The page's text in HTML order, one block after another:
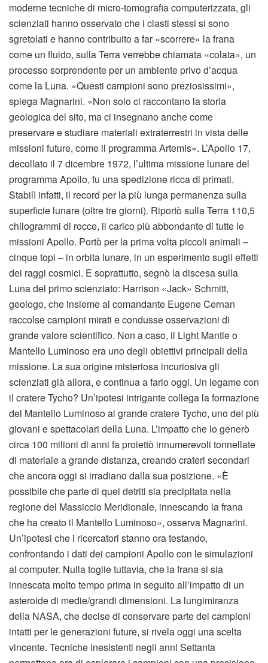
moderne tecniche di micro-tomografia computerizzata, gli
scienziati hanno osservato che i clasti stessi si sono
sgretolati e hanno contribuito a far «scorrere» la frana
come un fluido, sulla Terra verrebbe chiamata «colata», un
processo sorprendente per un ambiente privo d’acqua
come la Luna. «Questi campioni sono preziosissimi»,
spiega Magnarini. «Non solo ci raccontano la storia
geologica del sito, ma ci insegnano anche come
preservare e studiare materiali extraterrestri in vista delle
missioni future, come il programma Artemis». L’Apollo 17,
decollato il 7 dicembre 1972, l’ultima missione lunare del
programma Apollo, fu una spedizione ricca di primati.
Stabilì infatti, il record per la più lunga permanenza sulla
superficie lunare (oltre tre giorni). Riportò sulla Terra 110,5
chilogrammi di rocce, il carico più abbondante di tutte le
missioni Apollo. Portò per la prima volta piccoli animali –
cinque topi – in orbita lunare, in un esperimento sugli effetti
dei raggi cosmici. E soprattutto, segnò la discesa sulla
Luna del primo scienziato: Harrison «Jack» Schmitt,
geologo, che insieme al comandante Eugene Cernan
raccolse campioni mirati e condusse osservazioni di
grande valore scientifico. Non a caso, il Light Mantle o
Mantello Luminoso era uno degli obiettivi principali della
missione. La sua origine misteriosa incuriosiva gli
scienziati già allora, e continua a farlo oggi. Un legame con
il cratere Tycho? Un’ipotesi intrigante collega la formazione
del Mantello Luminoso al grande cratere Tycho, uno dei più
giovani e spettacolari della Luna. L’impatto che lo generò
circa 100 milioni di anni fa proiettò innumerevoli tonnellate
di materiale a grande distanza, creando crateri secondari
che ancora oggi si irradiano dalla sua posizione. «È
possibile che parte di quei detriti sia precipitata nella
regione del Massiccio Meridionale, innescando la frana
che ha creato il Mantello Luminoso», osserva Magnarini.
Un’ipotesi che i ricercatori stanno ora testando,
confrontando i dati dei campioni Apollo con le simulazioni
al computer. Nulla toglie tuttavia, che la frana si sia
innescata molto tempo prima in seguito all’impatto di un
asteroide di medie/grandi dimensioni. La lungimiranza
della NASA, che decise di conservare parte dei campioni
intatti per le generazioni future, si rivela oggi una scelta
vincente. Tecniche inesistenti negli anni Settanta